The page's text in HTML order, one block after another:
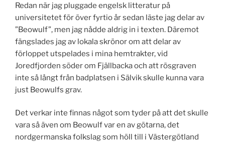
Redan när jag pluggade engelsk litteratur på
universitetet för över fyrtio år sedan läste jag delar av
”Beowulf”, men jag nådde aldrig in i texten. Däremot
fängslades jag av lokala skrönor om att delar av
förloppet utspelades i mina hemtrakter, vid
Joredfjorden söder om Fjällbacka och att rösgraven
inte så långt från badplatsen i Sälvik skulle kunna vara
just Beowulfs grav.
Det verkar inte finnas något som tyder på att det skulle
vara så även om Beowulf var en av götarna, det
nordgermanska folkslag som höll till i Västergötland